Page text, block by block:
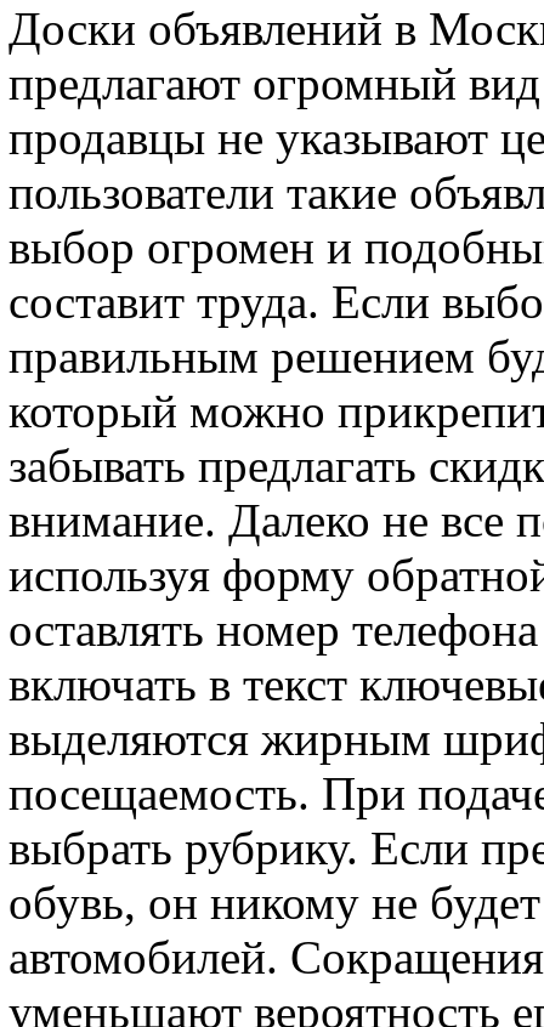
Доски объявлений в
предлагают огромный
продавцы не указывают
пользователи такие
выбор огромен и
составит труда. Если
правильным решением
который можно
забывать предлагать
внимание. Далеко не все
используя форму
оставлять номер
включать в текст
выделяются жирным
посещаемость. При
выбрать рубрику. Если
обувь, он никому не
автомобилей. Сокращения
уменьшают вероятность